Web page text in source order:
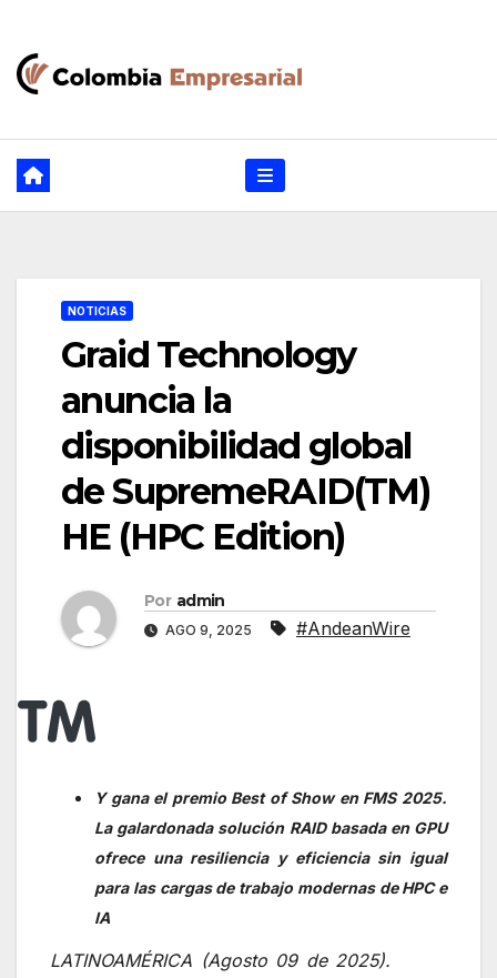
contenido
NOTICIAS
Graid Technology
anuncia la
disponibilidad global
de SupremeRAID(TM)
HE (HPC Edition)
Por admin
AGO 9, 2025 #AndeanWire
Y gana el premio Best of Show en FMS 2025.
La galardonada solución RAID basada en GPU
ofrece una resiliencia y eficiencia sin igual
para las cargas de trabajo modernas de HPC e
IA
LATINOAMÉRICA (Agosto 09 de 2025).